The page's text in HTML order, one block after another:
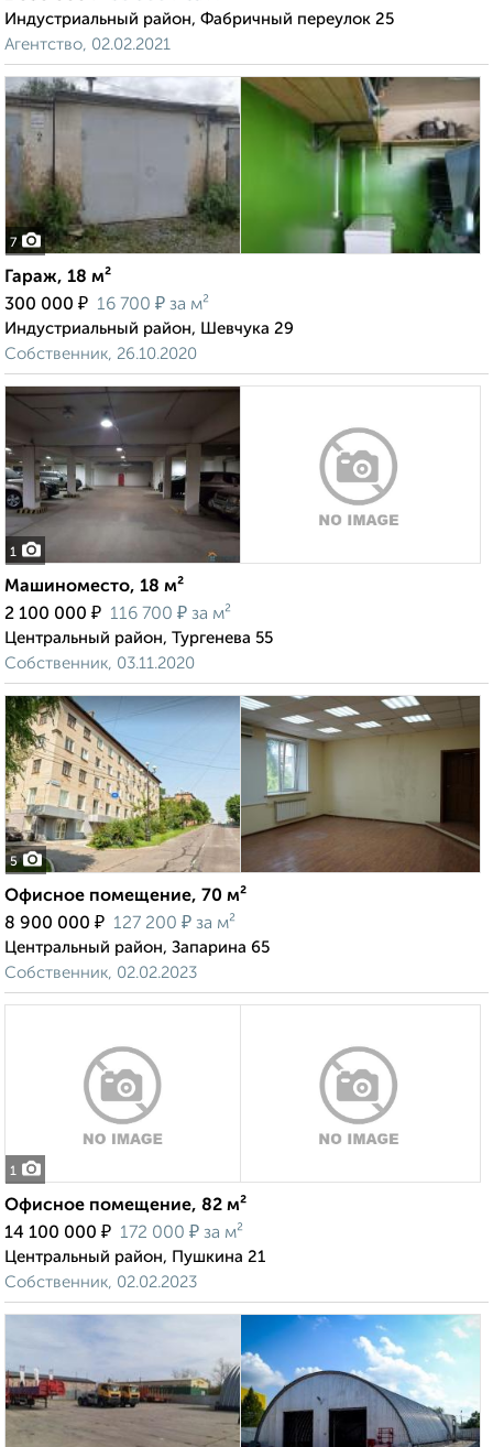
Индустриальный район, Фабричный переулок 25
Агентство, 02.02.2021
7
Гараж, 18 м²
300 000 ₽ 16 700 ₽ за м²
Индустриальный район, Шевчука 29
Собственник, 26.10.2020
1
Машиноместо, 18 м²
2 100 000 ₽ 116 700 ₽ за м²
Центральный район, Тургенева 55
Собственник, 03.11.2020
5
Офисное помещение, 70 м²
8 900 000 ₽ 127 200 ₽ за м²
Центральный район, Запарина 65
Собственник, 02.02.2023
1
Офисное помещение, 82 м²
14 100 000 ₽ 172 000 ₽ за м²
Центральный район, Пушкина 21
Собственник, 02.02.2023